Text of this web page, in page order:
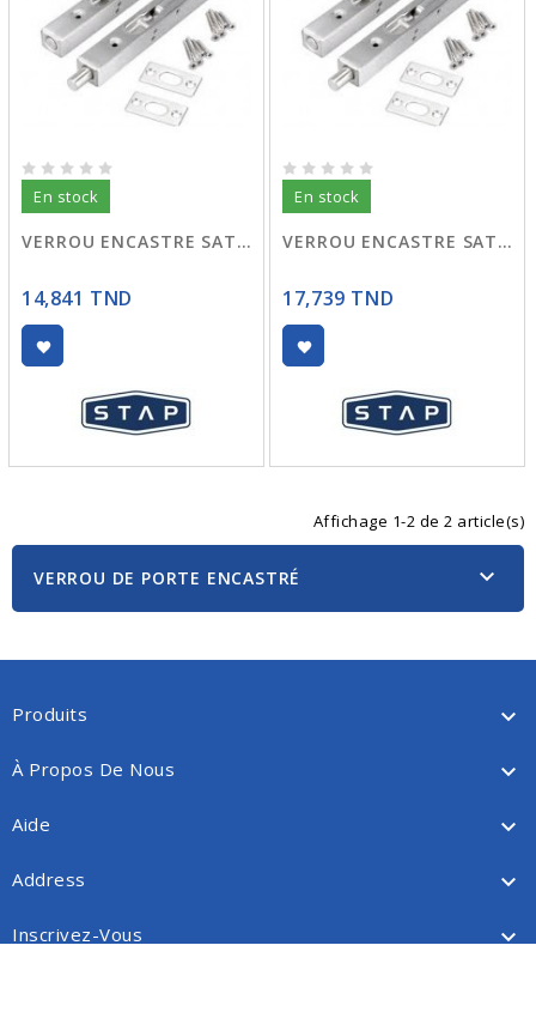
En stock
VERROU ENCASTRE SATINE 150 STAP
14,841 TND
En stock
VERROU ENCASTRE SATINE 200
17,739 TND
Affichage 1-2 de 2 article(s)
VERROU DE PORTE ENCASTRÉ 
Produits 
À Propos De Nous 
Aide 
Address 
Inscrivez-Vous 